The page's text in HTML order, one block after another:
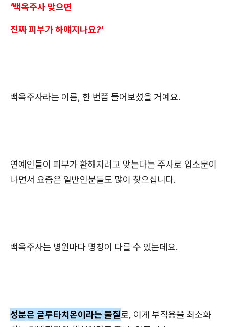
'백옥주사 맞으면
진짜 피부가 하얘지나요?'
백옥주사라는 이름, 한 번쯤 들어보셨을 거예요.
연예인들이 피부가 환해지려고 맞는다는 주사로 입소문이
나면서 요즘은 일반인분들도 많이 찾으십니다.
백옥주사는 병원마다 명칭이 다를 수 있는데요.
성분은 글루타치온이라는 물질로, 이게 부작용을 최소화